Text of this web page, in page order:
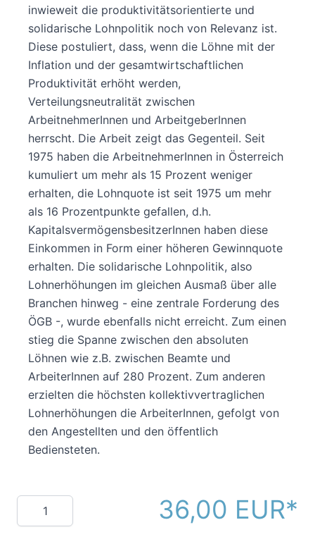
inwieweit die produktivitätsorientierte und
solidarische Lohnpolitik noch von Relevanz ist.
Diese postuliert, dass, wenn die Löhne mit der
Inflation und der gesamtwirtschaftlichen
Produktivität erhöht werden,
Verteilungsneutralität zwischen
ArbeitnehmerInnen und ArbeitgeberInnen
herrscht. Die Arbeit zeigt das Gegenteil. Seit
1975 haben die ArbeitnehmerInnen in Österreich
kumuliert um mehr als 15 Prozent weniger
erhalten, die Lohnquote ist seit 1975 um mehr
als 16 Prozentpunkte gefallen, d.h.
KapitalsvermögensbesitzerInnen haben diese
Einkommen in Form einer höheren Gewinnquote
erhalten. Die solidarische Lohnpolitik, also
Lohnerhöhungen im gleichen Ausmaß über alle
Branchen hinweg - eine zentrale Forderung des
ÖGB -, wurde ebenfalls nicht erreicht. Zum einen
stieg die Spanne zwischen den absoluten
Löhnen wie z.B. zwischen Beamte und
ArbeiterInnen auf 280 Prozent. Zum anderen
erzielten die höchsten kollektivvertraglichen
Lohnerhöhungen die ArbeiterInnen, gefolgt von
den Angestellten und den öffentlich
Bediensteten.
Menge 36,00 EUR